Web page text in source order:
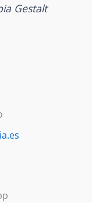
Gestalt